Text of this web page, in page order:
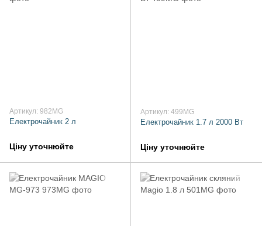
Артикул: 982MG
Електрочайник 2 л
Ціну уточнюйте
Артикул: 499MG
Електрочайник 1.7 л 2000 Вт
Ціну уточнюйте